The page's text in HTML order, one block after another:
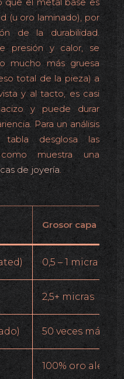
(u oro laminado), por
de la durabilidad.
presión y calor, se
mucho más gruesa
total de la pieza) a
y al tacto, es casi
y puede durar
Para un análisis
tabla desglosa las
muestra una
de joyería
Grosor capa oro
0,5 – 1 micra
2,5+ micras
50 veces más
100% oro aleado